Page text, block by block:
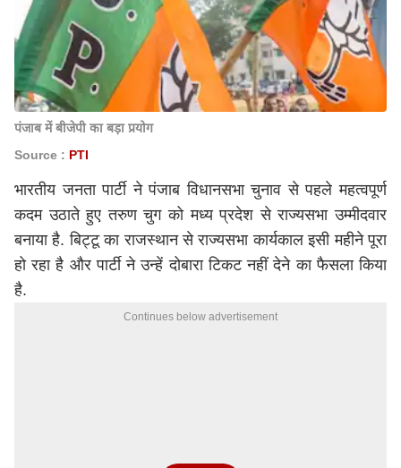
पंजाब में बीजेपी का बड़ा प्रयोग
Source : PTI
भारतीय जनता पार्टी ने पंजाब विधानसभा चुनाव से पहले महत्वपूर्ण
कदम उठाते हुए तरुण चुग को मध्य प्रदेश से राज्यसभा उम्मीदवार
बनाया है. बिट्टू का राजस्थान से राज्यसभा कार्यकाल इसी महीने पूरा
हो रहा है और पार्टी ने उन्हें दोबारा टिकट नहीं देने का फैसला किया
है.
Continues below advertisement